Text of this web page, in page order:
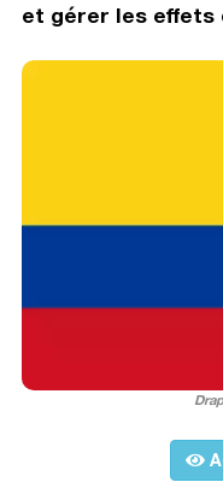
et gérer les effets